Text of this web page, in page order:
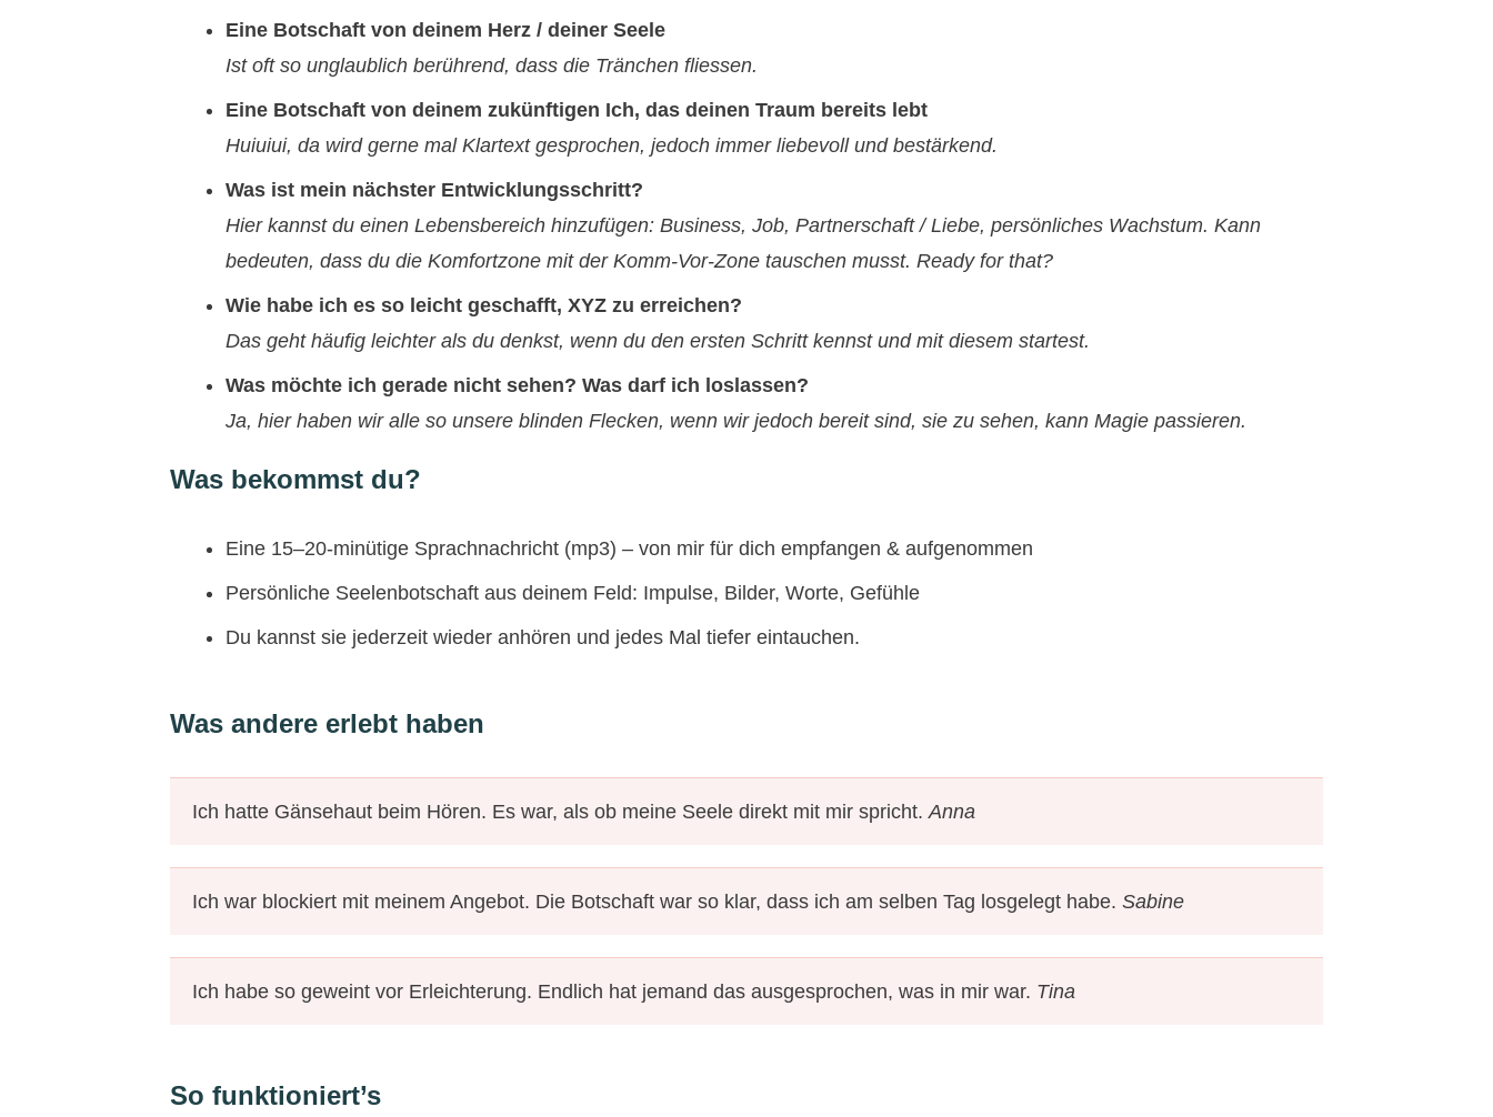
Eine Botschaft von deinem Herz / deiner Seele
Ist oft so unglaublich berührend, dass die Tränchen fliessen.
Eine Botschaft von deinem zukünftigen Ich, das deinen Traum bereits lebt
Huiuiui, da wird gerne mal Klartext gesprochen, jedoch immer liebevoll und bestärkend.
Was ist mein nächster Entwicklungsschritt?
Hier kannst du einen Lebensbereich hinzufügen: Business, Job, Partnerschaft / Liebe, persönliches Wachstum. Kann
bedeuten, dass du die Komfortzone mit der Komm-Vor-Zone tauschen musst. Ready for that?
Wie habe ich es so leicht geschafft, XYZ zu erreichen?
Das geht häufig leichter als du denkst, wenn du den ersten Schritt kennst und mit diesem startest.
Was möchte ich gerade nicht sehen? Was darf ich loslassen?
Ja, hier haben wir alle so unsere blinden Flecken, wenn wir jedoch bereit sind, sie zu sehen, kann Magie passieren.
Was bekommst du?
Eine 15–20-minütige Sprachnachricht (mp3) – von mir für dich empfangen & aufgenommen
Persönliche Seelenbotschaft aus deinem Feld: Impulse, Bilder, Worte, Gefühle
Du kannst sie jederzeit wieder anhören und jedes Mal tiefer eintauchen.
Was andere erlebt haben
Ich hatte Gänsehaut beim Hören. Es war, als ob meine Seele direkt mit mir spricht.Anna
Ich war blockiert mit meinem Angebot. Die Botschaft war so klar, dass ich am selben Tag losgelegt habe. Sabine
Ich habe so geweint vor Erleichterung. Endlich hat jemand das ausgesprochen, was in mir war. Tina
So funktioniert’s